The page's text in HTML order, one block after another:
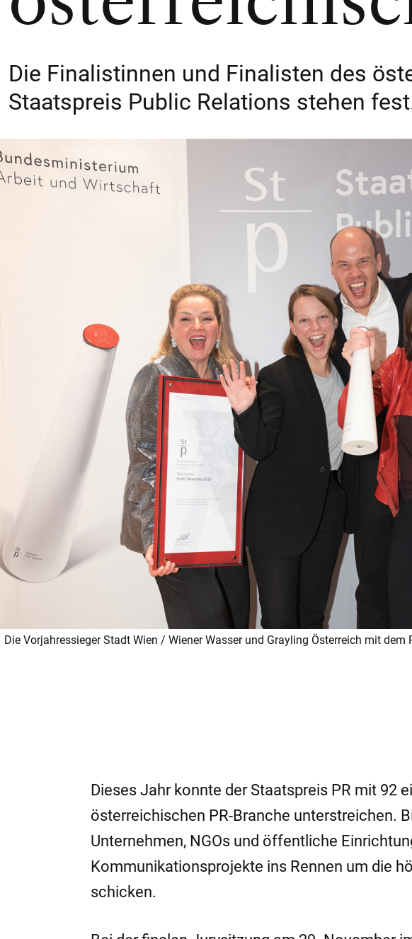
Die Finalistinnen und Finalisten des
Staatspreis Public Relations stehen
Die Vorjahressieger Stadt Wien / Wiener Wasser und Grayling Österreich mit
Dieses Jahr konnte der Staatspreis PR mit 92
österreichischen PR-Branche unterstreichen.
Unternehmen, NGOs und öffentliche
Kommunikationsprojekte ins Rennen um die
schicken.